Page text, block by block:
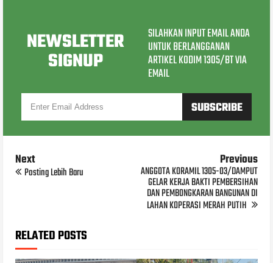
NEWSLETTER
SIGNUP
SILAHKAN INPUT EMAIL ANDA
UNTUK BERLANGGANAN
ARTIKEL KODIM 1305/BT VIA
EMAIL
Next
Posting Lebih Baru
Previous
ANGGOTA KORAMIL 1305-03/DAMPUT
GELAR KERJA BAKTI PEMBERSIHAN
DAN PEMBONGKARAN BANGUNAN DI
LAHAN KOPERASI MERAH PUTIH
RELATED POSTS